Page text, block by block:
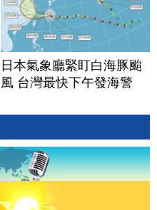
日本氣象廳緊盯白海豚颱
風 台灣最快下午發海警